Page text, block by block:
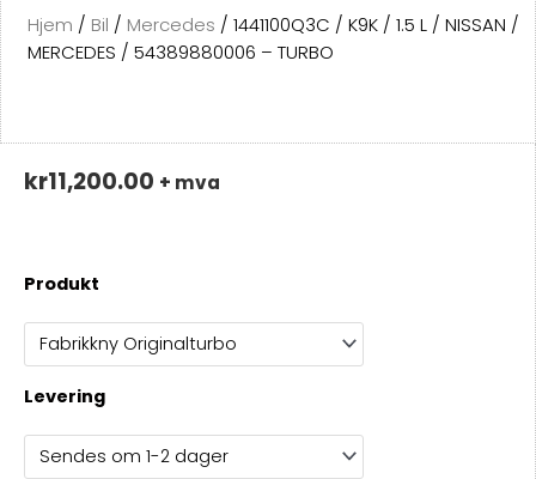
Hjem / Bil / Mercedes / 1441100Q3C / K9K / 1.5 L / NISSAN /
MERCEDES / 54389880006 – TURBO
kr11,200.00 + mva
Produkt
Levering
1441100Q3C
K9K
L
/
NISSAN